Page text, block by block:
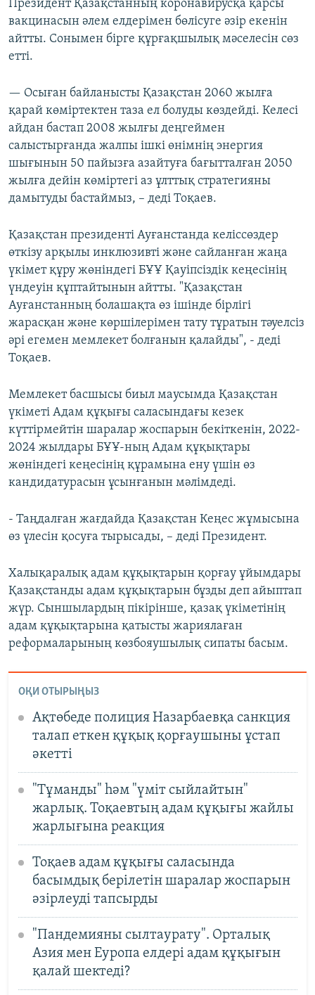
Президент Қазақстанның коронавирусқа қарсы
вакцинасын әлем елдерімен бөлісуге әзір екенін
айтты. Сонымен бірге құрғақшылық мәселесін сөз
етті.
— Осыған байланысты Қазақстан 2060 жылға
қарай көміртектен таза ел болуды көздейді. Келесі
айдан бастап 2008 жылғы деңгеймен
салыстырғанда жалпы ішкі өнімнің энергия
шығынын 50 пайызға азайтуға бағытталған 2050
жылға дейін көміртегі аз ұлттық стратегияны
дамытуды бастаймыз, – деді Тоқаев.
Қазақстан президенті Ауғанстанда келіссөздер
өткізу арқылы инклюзивті және сайланған жаңа
үкімет құру жөніндегі БҰҰ Қауіпсіздік кеңесінің
үндеуін құптайтынын айтты. "Қазақстан
Ауғанстанның болашақта өз ішінде бірлігі
жарасқан және көршілерімен тату тұратын тәуелсіз
әрі егемен мемлекет болғанын қалайды", - деді
Тоқаев.
Мемлекет басшысы биыл маусымда Қазақстан
үкіметі Адам құқығы саласындағы кезек
күттірмейтін шаралар жоспарын бекіткенін, 2022-
2024 жылдары БҰҰ-ның Адам құқықтары
жөніндегі кеңесінің құрамына ену үшін өз
кандидатурасын ұсынғанын мәлімдеді.
- Таңдалған жағдайда Қазақстан Кеңес жұмысына
өз үлесін қосуға тырысады, – деді Президент.
Халықаралық адам құқықтарын қорғау ұйымдары
Қазақстанды адам құқықтарын бұзды деп айыптап
жүр. Сыншылардың пікірінше, қазақ үкіметінің
адам құқықтарына қатысты жариялаған
реформаларының көзбояушылық сипаты басым.
ОҚИ ОТЫРЫҢЫЗ
Ақтөбеде полиция Назарбаевқа санкция
талап еткен құқық қорғаушыны ұстап
әкетті
"Тұманды" һәм "үміт сыйлайтын"
жарлық. Тоқаевтың адам құқығы жайлы
жарлығына реакция
Тоқаев адам құқығы саласында
басымдық берілетін шаралар жоспарын
әзірлеуді тапсырды
"Пандемияны сылтаурату". Орталық
Азия мен Еуропа елдері адам құқығын
қалай шектеді?